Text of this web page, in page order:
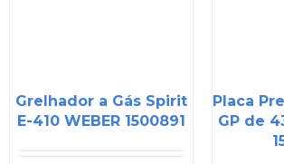
Grelhador a Gás Spirit
E-410 WEBER 1500891
Placa
GP de